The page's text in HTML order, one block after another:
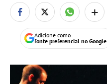
+
Adicione como
fonte preferencial no Google